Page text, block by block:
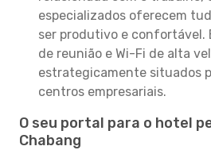
especializados oferecem
ser produtivo e confortável.
de reunião e Wi-Fi de alta
estrategicamente situados
centros empresariais.
O seu portal para o hotel
Chabang